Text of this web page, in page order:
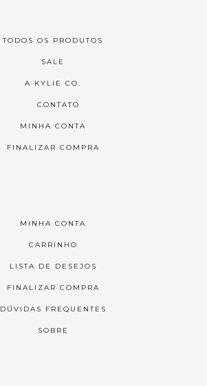
TODOS OS PRODUTOS
SALE
A KYLIE CO.
CONTATO
MINHA CONTA
FINALIZAR COMPRA
MINHA CONTA
CARRINHO
LISTA DE DESEJOS
FINALIZAR COMPRA
DÚVIDAS FREQUENTES
SOBRE